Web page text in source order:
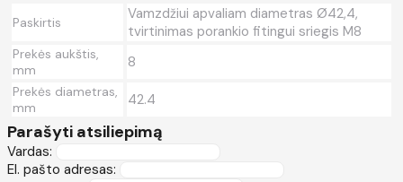
Paskirtis
Vamzdžiui apvaliam diametras Ø42,4,
tvirtinimas porankio fitingui sriegis M8
Prekės aukštis,
mm
8
Prekės diametras,
mm
42.4
Parašyti atsiliepimą
Vardas:
El. pašto adresas: